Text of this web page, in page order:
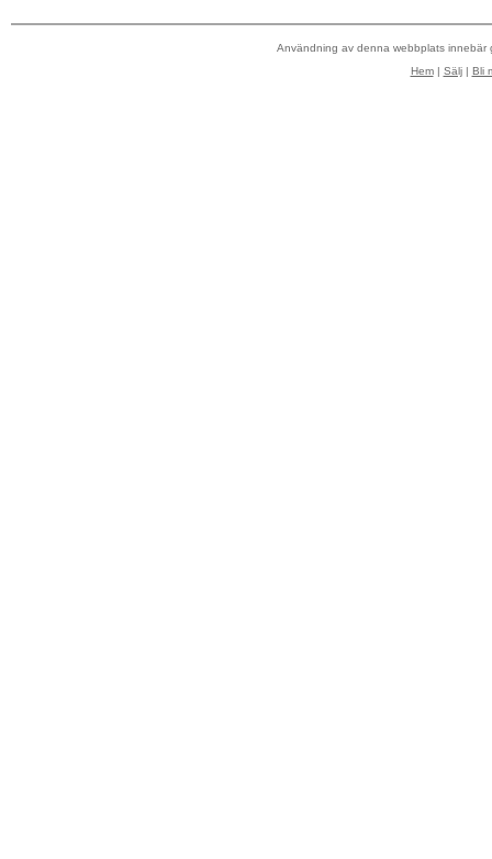
Användning av denna webbplats
Hem| Sälj| Bli